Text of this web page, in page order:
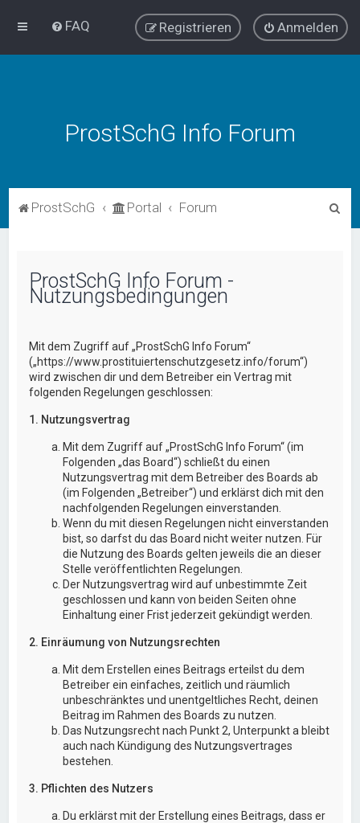
FAQ Anmelden
Registrieren
ProstSchG Info Forum
ProstSchG Portal Forum
ProstSchG Info Forum -
Nutzungsbedingungen
Mit dem Zugriff auf „ProstSchG Info Forum“
(„https://www.prostituiertenschutzgesetz.info/forum“)
wird zwischen dir und dem Betreiber ein Vertrag mit
folgenden Regelungen geschlossen:
1. Nutzungsvertrag
Mit dem Zugriff auf „ProstSchG Info Forum“ (im
Folgenden „das Board“) schließt du einen
Nutzungsvertrag mit dem Betreiber des Boards ab
(im Folgenden „Betreiber“) und erklärst dich mit den
nachfolgenden Regelungen einverstanden.
Wenn du mit diesen Regelungen nicht einverstanden
bist, so darfst du das Board nicht weiter nutzen. Für
die Nutzung des Boards gelten jeweils die an dieser
Stelle veröffentlichten Regelungen.
Der Nutzungsvertrag wird auf unbestimmte Zeit
geschlossen und kann von beiden Seiten ohne
Einhaltung einer Frist jederzeit gekündigt werden.
2. Einräumung von Nutzungsrechten
Mit dem Erstellen eines Beitrags erteilst du dem
Betreiber ein einfaches, zeitlich und räumlich
unbeschränktes und unentgeltliches Recht, deinen
Beitrag im Rahmen des Boards zu nutzen.
Das Nutzungsrecht nach Punkt 2, Unterpunkt a bleibt
auch nach Kündigung des Nutzungsvertrages
bestehen.
3. Pflichten des Nutzers
Du erklärst mit der Erstellung eines Beitrags, dass er